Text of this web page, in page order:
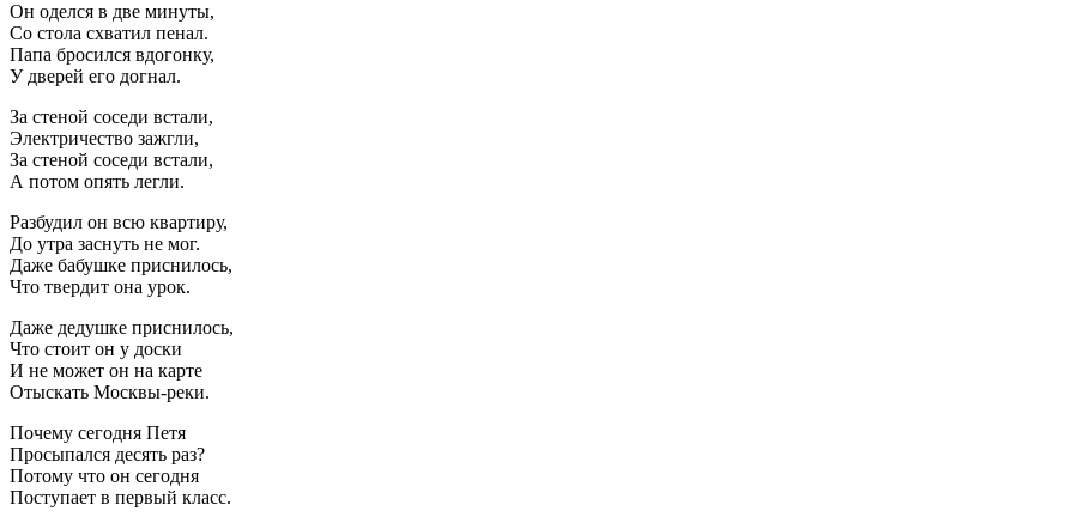
Он оделся в две минуты,
Со стола схватил пенал.
Папа бросился вдогонку,
У дверей его догнал.
За стеной соседи встали,
Электричество зажгли,
За стеной соседи встали,
А потом опять легли.
Разбудил он всю квартиру,
До утра заснуть не мог.
Даже бабушке приснилось,
Что твердит она урок.
Даже дедушке приснилось,
Что стоит он у доски
И не может он на карте
Отыскать Москвы-реки.
Почему сегодня Петя
Просыпался десять раз?
Потому что он сегодня
Поступает в первый класс.